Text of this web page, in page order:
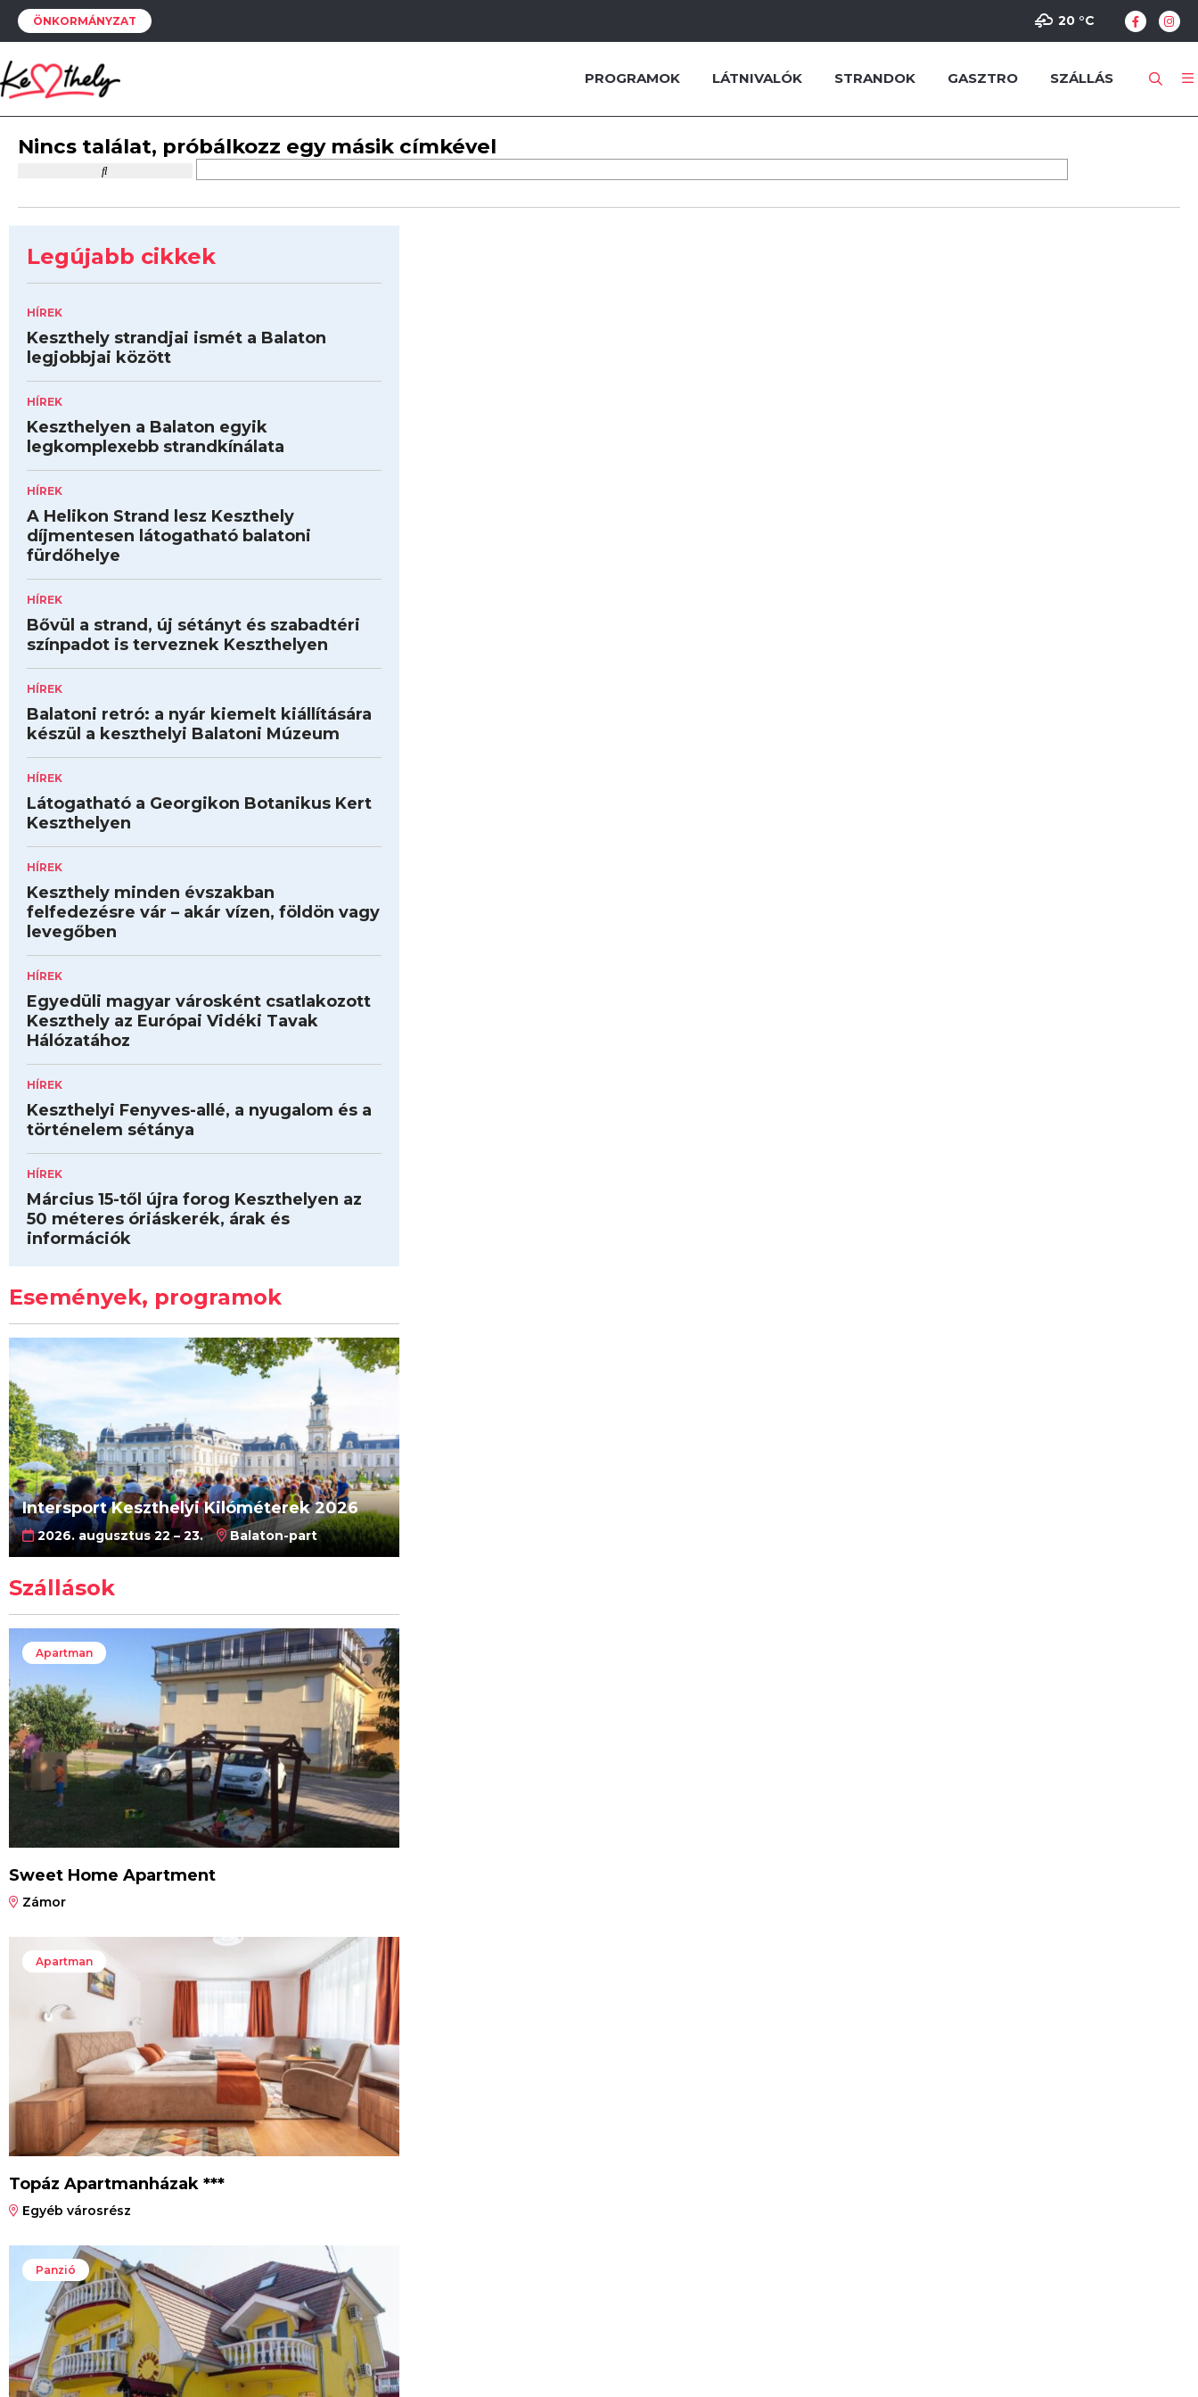
ÖNKORMÁNYZAT 20 °C
PROGRAMOK LÁTNIVALÓK STRANDOK GASZTRO SZÁLLÁS
Nincs találat, próbálkozz egy másik címkével
Legújabb cikkek
HÍREK
Keszthely strandjai ismét a Balaton
legjobbjai között
HÍREK
Keszthelyen a Balaton egyik
legkomplexebb strandkínálata
HÍREK
A Helikon Strand lesz Keszthely
díjmentesen látogatható balatoni
fürdőhelye
HÍREK
Bővül a strand, új sétányt és szabadtéri
színpadot is terveznek Keszthelyen
HÍREK
Balatoni retró: a nyár kiemelt kiállítására
készül a keszthelyi Balatoni Múzeum
HÍREK
Látogatható a Georgikon Botanikus Kert
Keszthelyen
HÍREK
Keszthely minden évszakban
felfedezésre vár – akár vízen, földön vagy
levegőben
HÍREK
Egyedüli magyar városként csatlakozott
Keszthely az Európai Vidéki Tavak
Hálózatához
HÍREK
Keszthelyi Fenyves-allé, a nyugalom és a
történelem sétánya
HÍREK
Március 15-től újra forog Keszthelyen az
50 méteres óriáskerék, árak és
információk
Események, programok
Intersport Keszthelyi Kilóméterek 2026
2026. augusztus 22 – 23. Balaton-part
Szállások
Apartman
Sweet Home Apartment
Zámor
Apartman
Topáz Apartmanházak ***
Egyéb városrész
Panzió